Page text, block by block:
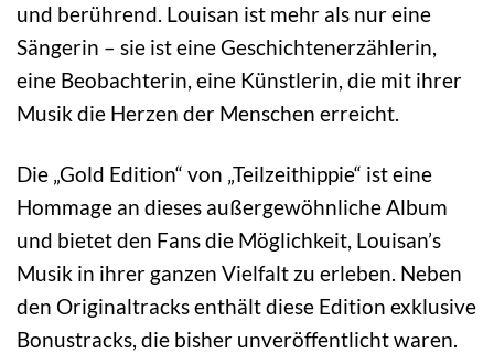
und berührend. Louisan ist mehr als nur eine
Sängerin – sie ist eine Geschichtenerzählerin,
eine Beobachterin, eine Künstlerin, die mit ihrer
Musik die Herzen der Menschen erreicht.
Die „Gold Edition“ von „Teilzeithippie“ ist eine
Hommage an dieses außergewöhnliche Album
und bietet den Fans die Möglichkeit, Louisan’s
Musik in ihrer ganzen Vielfalt zu erleben. Neben
den Originaltracks enthält diese Edition exklusive
Bonustracks, die bisher unveröffentlicht waren.